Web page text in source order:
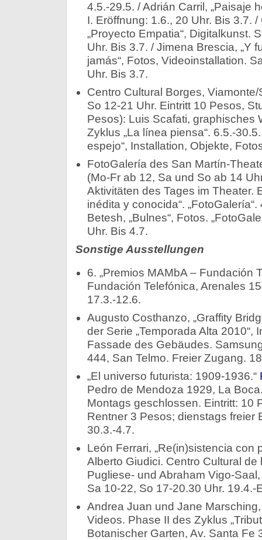
4.5.-29.5. / Adrián Carril, „Paisaje
I. Eröffnung: 1.6., 20 Uhr. Bis 3.7.
„Proyecto Empatia“, Digitalkunst.
Uhr. Bis 3.7. / Jimena Brescia, „Y
jamás“, Fotos, Videoinstallation.
Uhr. Bis 3.7.
Centro Cultural Borges,
So 12-21 Uhr. Eintritt 10 Pesos,
Pesos): Luis Scafati, graphisches
Zyklus „La línea piensa“. 6.5.-
espejo“, Installation, Objekte,
FotoGalería des San Martín-
(Mo-Fr ab 12, Sa und So ab 14
Aktivitäten des Tages im Theater.
inédita y conocida“.
Betesh, „Bulnes“, Fotos.
Uhr. Bis 4.7.
Sonstige Ausstellungen
6. „Premios MAMbA – Fundación
Fundación Telefónica, Arenales
17.3.-12.6.
Augusto Costhanzo, „Graffity
der Serie „Temporada Alta 2010“,
Fassade des Gebäudes.
444, San Telmo. Freier Zugang.
„El universo futurista: 1909-1936.“
Pedro de Mendoza 1929, La
Montags geschlossen. Eintritt: 10
Rentner 3 Pesos; dienstags freier
30.3.-4.7.
León Ferrari, „Re(in)sistencia con
Alberto Giudici. Centro Cultural
Pugliese- und Abraham Vigo-
Sa 10-22, So 17-20.30 Uhr. 19.4.-
Andrea Juan und Jane Marsching,
Videos. Phase II des Zyklus
Botanischer Garten, Av. Santa Fe